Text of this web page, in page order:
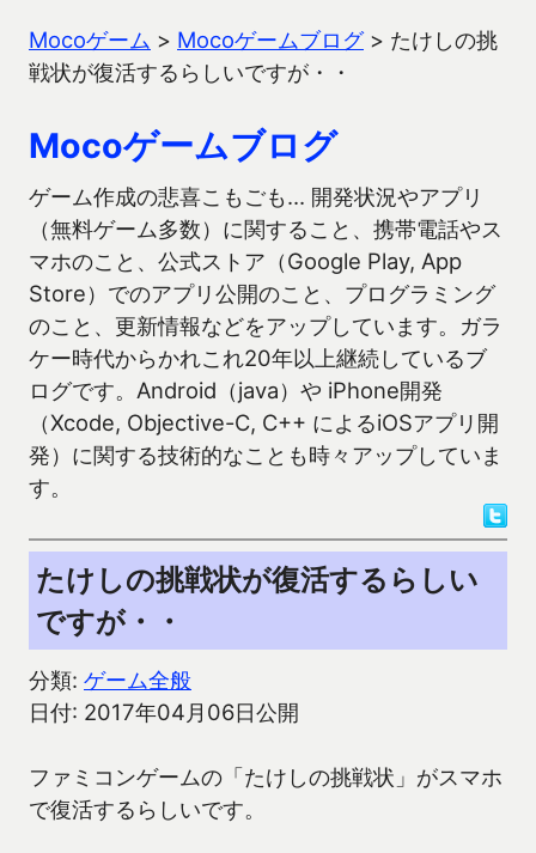
Mocoゲーム > Mocoゲームブログ> たけしの挑
戦状が復活するらしいですが・・
Mocoゲームブログ
ゲーム作成の悲喜こもごも… 開発状況やアプリ
（無料ゲーム多数）に関すること、携帯電話やス
マホのこと、公式ストア（Google Play, App
Store）でのアプリ公開のこと、プログラミング
のこと、更新情報などをアップしています。ガラ
ケー時代からかれこれ20年以上継続しているブ
ログです。Android（java）や iPhone開発
（Xcode, Objective-C, C++ によるiOSアプリ開
発）に関する技術的なことも時々アップしていま
す。
たけしの挑戦状が復活するらしい
ですが・・
分類: ゲーム全般
日付: 2017年04月06日公開
ファミコンゲームの「たけしの挑戦状」がスマホ
で復活するらしいです。